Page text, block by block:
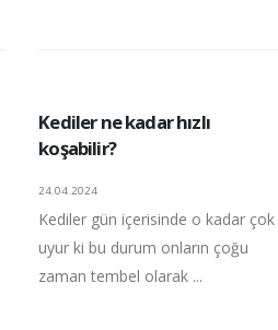
Kediler ne kadar hızlı
koşabilir?
24.04.2024
Kediler gün içerisinde o kadar çok
uyur ki bu durum onların çoğu
zaman tembel olarak ...